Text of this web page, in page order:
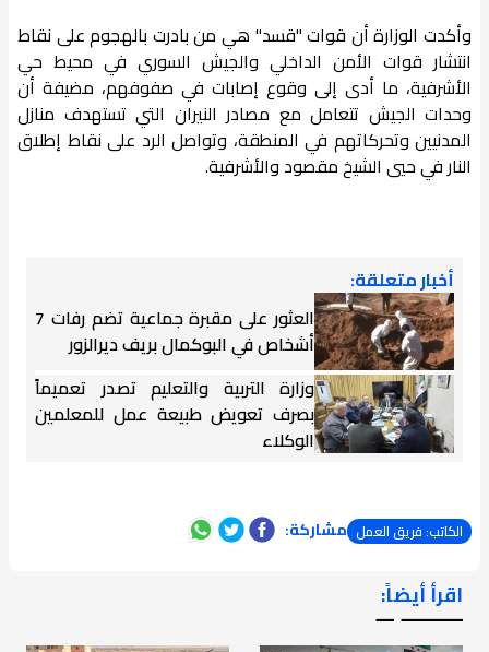
وأكدت الوزارة أن قوات "قسد" هي من بادرت بالهجوم على نقاط
انتشار قوات الأمن الداخلي والجيش السوري في محيط حي
الأشرفية، ما أدى إلى وقوع إصابات في صفوفهم، مضيفة أن
وحدات الجيش تتعامل مع مصادر النيران التي تستهدف منازل
المدنيين وتحركاتهم في المنطقة، وتواصل الرد على نقاط إطلاق
النار في حيي الشيخ مقصود والأشرفية.
أخبار متعلقة:
العثور على مقبرة جماعية تضم رفات 7
أشخاص في البوكمال بريف ديرالزور
وزارة التربية والتعليم تصدر تعميماً
بصرف تعويض طبيعة عمل للمعلمين
الوكلاء
الكاتب: فريق العمل مشاركة:
اقرأ أيضاً:
ـــــــ ــ